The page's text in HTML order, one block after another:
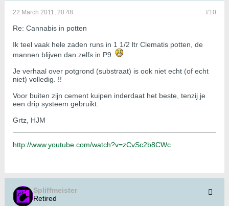
#10
22 March 2011, 20:48
Re: Cannabis in potten
Ik teel vaak hele zaden runs in 1 1/2 ltr Clematis potten, de
mannen blijven dan zelfs in P9.
Je verhaal over potgrond (substraat) is ook niet echt (of echt
niet) volledig. !!
Voor buiten zijn cement kuipen inderdaat het beste, tenzij je
een drip systeem gebruikt.
Grtz, HJM
http://www.youtube.com/watch?v=zCvSc2b8CWc
Spliffmeister
Retired